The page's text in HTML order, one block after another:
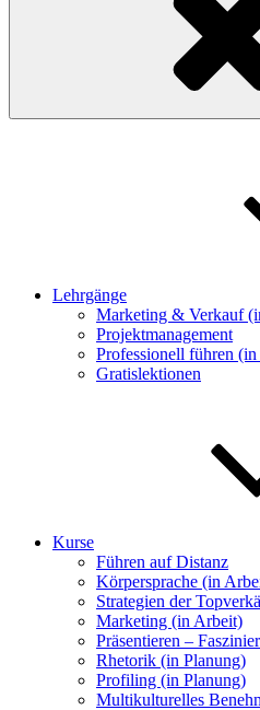
Lehrgänge
Marketing & Verkauf
Projektmanagement
Professionell führen
Gratislektionen
Kurse
Führen auf Distanz
Körpersprache (in
Strategien der
Marketing (in Arbeit)
Präsentieren –
Rhetorik (in Planung)
Profiling (in Planung)
Multikulturelles